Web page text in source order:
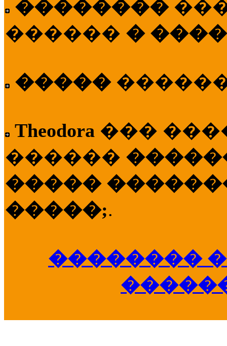
��������
������ �
�����
Theodora ���
������
�����
�����;.
��������